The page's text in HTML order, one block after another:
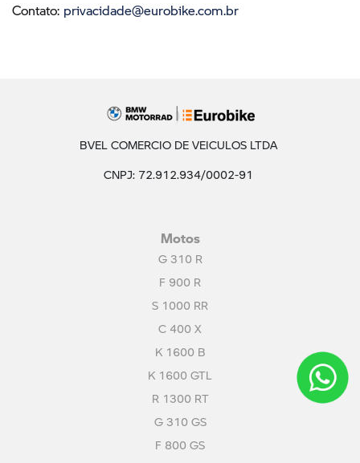
Contato: privacidade@eurobike.com.br
BVEL COMERCIO DE VEICULOS LTDA
CNPJ: 72.912.934/0002-91
Motos
G 310 R
F 900 R
S 1000 RR
C 400 X
K 1600 B
K 1600 GTL
R 1300 RT
G 310 GS
F 800 GS